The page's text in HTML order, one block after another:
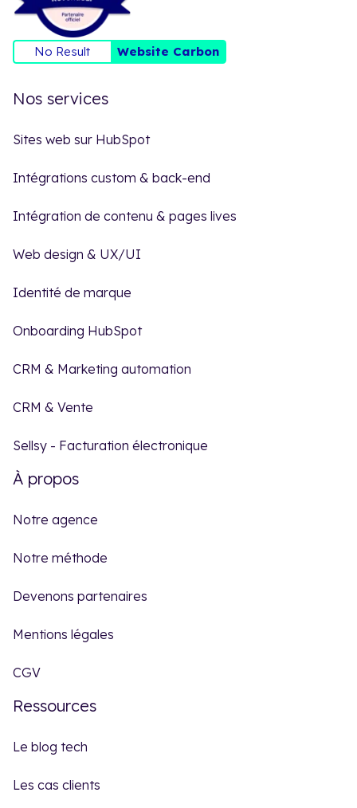
No Result Website Carbon
Nos services
Sites web sur HubSpot
Intégrations custom & back-end
Intégration de contenu & pages lives
Web design & UX/UI
Identité de marque
Onboarding HubSpot
CRM & Marketing automation
CRM & Vente
Sellsy - Facturation électronique
À propos
Notre agence
Notre méthode
Devenons partenaires
Mentions légales
CGV
Ressources
Le blog tech
Les cas clients